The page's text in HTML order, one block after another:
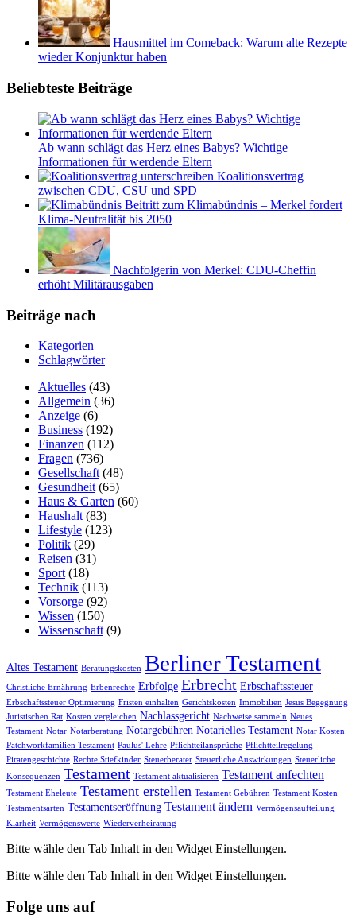
Hausmittel im Comeback: Warum alte Rezepte
wieder Konjunktur haben
Beliebteste Beiträge
Ab wann schlägt das Herz eines Babys? Wichtige
Informationen für werdende Eltern
Koalitionsvertrag
zwischen CDU, CSU und SPD
Beitritt zum Klimabündnis – Merkel fordert
Klima-Neutralität bis 2050
Nachfolgerin von Merkel: CDU-Cheffin
erhöht Militärausgaben
Beiträge nach
Kategorien
Schlagwörter
Aktuelles (43)
Allgemein (36)
Anzeige (6)
Business (192)
Finanzen (112)
Fragen (736)
Gesellschaft (48)
Gesundheit (65)
Haus & Garten (60)
Haushalt (83)
Lifestyle (123)
Politik (29)
Reisen (31)
Sport (18)
Technik (113)
Vorsorge (92)
Wissen (150)
Wissenschaft (9)
Altes Testament Beratungskosten Berliner Testament
Christliche Ernährung Erbenrechte Erbfolge Erbrecht Erbschaftssteuer
Erbschaftssteuer Optimierung Fristen einhalten Gerichtskosten Immobilien Jesus Begegnung
Juristischen Rat Kosten vergleichen Nachlassgericht Nachweise sammeln Neues
Testament Notar Notarberatung Notargebühren Notarielles Testament Notar Kosten
Patchworkfamilien Testament Paulus' Lehre Pflichtteilansprüche Pflichtteilregelung
Piratengeschichte Rechte Stiefkinder Steuerberater Steuerliche Auswirkungen Steuerliche
Konsequenzen Testament Testament aktualisieren Testament anfechten
Testament Eheleute Testament erstellen Testament Gebühren Testament Kosten
Testamentsarten Testamentseröffnung Testament ändern Vermögensaufteilung
Klarheit Vermögenswerte Wiederverheiratung
Bitte wähle den Tab Inhalt in den Widget Einstellungen.
Bitte wähle den Tab Inhalt in den Widget Einstellungen.
Folge uns auf